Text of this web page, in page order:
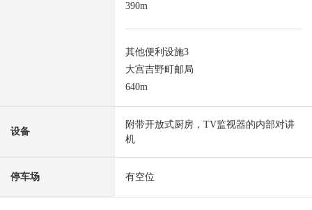
390m
其他便利设施3
大宫吉野町邮局
640m
设备
附带开放式厨房，TV监视器的内部对讲
机
停车场 有空位